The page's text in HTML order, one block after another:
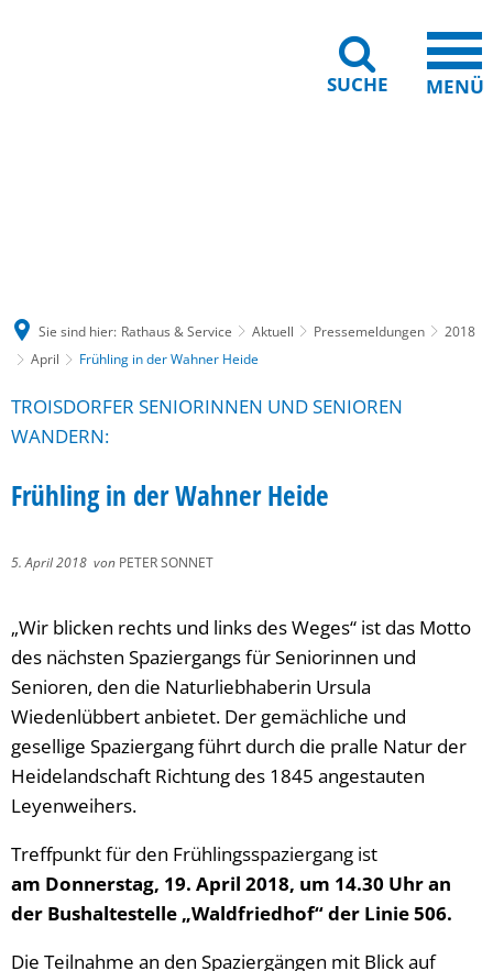
SUCHE MENÜ
Sie sind hier: Rathaus & Service Aktuell Pressemeldungen
2018
April
Frühling in der Wahner Heide
TROISDORFER SENIORINNEN UND SENIOREN
WANDERN:
Frühling in der Wahner Heide
5. April 2018 von PETER SONNET
„Wir blicken rechts und links des Weges“ ist das Motto
des nächsten Spaziergangs für Seniorinnen und
Senioren, den die Naturliebhaberin Ursula
Wiedenlübbert anbietet. Der gemächliche und
gesellige Spaziergang führt durch die pralle Natur der
Heidelandschaft Richtung des 1845 angestauten
Leyenweihers.
Treffpunkt für den Frühlingsspaziergang ist
am Donnerstag, 19. April 2018, um 14.30 Uhr an
der Bushaltestelle „Waldfriedhof“ der Linie 506.
Die Teilnahme an den Spaziergängen mit Blick auf